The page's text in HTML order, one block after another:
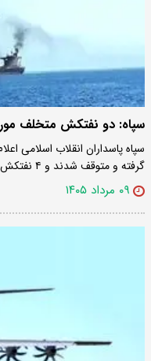
سپاه: دو نفتکش متخلف
سپاه پاسداران انقلاب اسلامی
گرفته و متوقف شدند و ۴ نفتکش متخلف به سرعت برگشتن…
۰۹ مرداد ۱۴۰۵